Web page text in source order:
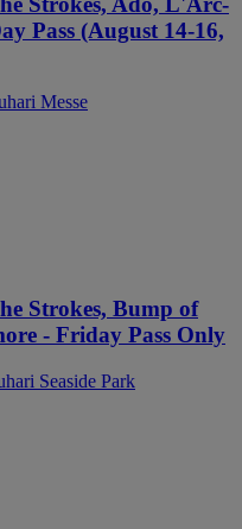
Pass (August 14-16,
Messe
Strokes, Bump of
- Friday Pass Only
Seaside Park